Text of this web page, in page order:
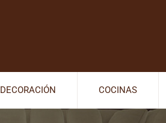
DECORACIÓN COCINAS